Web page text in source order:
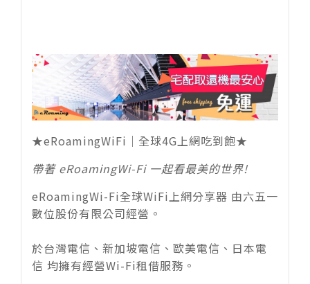
★eRoamingWiFi｜全球4G上網吃到飽★
帶著 eRoamingWi-Fi 一起看最美的世界!
eRoamingWi-Fi全球WiFi上網分享器 由六五一
數位股份有限公司經營。
於台灣電信、新加坡電信、歐美電信、日本電
信 均擁有經營Wi-Fi租借服務。